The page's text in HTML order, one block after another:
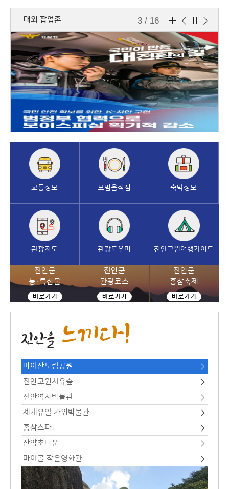
대외 팝업존 3 / 16
대
팝
업
존
더
보
기
교통정보 모범음식점 숙박정보
관광지도 관광도우미 진안고원여행가이드
진안군
농·특산물
바로가기
진안군
관광코스
바로가기
진안군
홍삼축제
바로가기
마이산도립공원
진안고원치유숲
진안역사박물관
세계유일 가위박물관
홍삼스파
산약초타운
마이골 작은영화관